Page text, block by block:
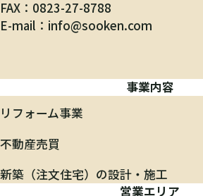
FAX
0823-27-8788
E-mail
info@sooken.com
事業内容
リフォーム事業
不動産売買
新築（注文住宅）の設計・施工
営業エリア